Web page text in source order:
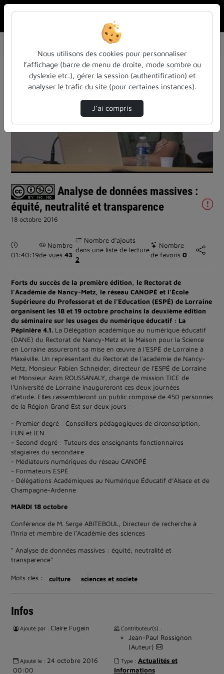
Analyse de données massives : équité, neutra…
Lire
la
vidéo
Analyse de données massives :
équité, neutralité et transparence
18 octobre 2016
Durée :
01:40:19
Nombre
de vues 43
Nombre d’ajouts
dans une liste de lecture
2
Nombre
de favoris 0
Forts du succès de la première édition, le Rectorat de
l’Académie de Nancy-Metz, le réseau CANOPÉ et l’École
Supérieure du Professorat et de l’Education (ESPÉ) de Lorraine
organisent les 18 et 19 octobre prochains la deuxième édition
du séminaire sur les usages du numérique éducatif : La
Pépinière 4.1. La Délégation académique au numérique éducatif
(DANE) du Rectorat de Nancy-Metz et la Maison pour la Science
en Lorraine assureront sa mise en œuvre à l'ESPÉ de Lorraine à
Maxéville. Un représentant du Rectorat de l'académie de Nancy-
Metz, Monsieur Fabien Schneider, directeur de l’ESPÉ de Lorraine
et Monsieur Azim ROUSSANALY, chargé de mission TICE de
l'Université de Lorraine inaugureront ces deux journées
d’étude. Elles rassembleront un public composé de 450 personnes
de la Région Grand Est sur deux jours :
- Premier degré : Conseillers pédagogiques de circonscription,
FUN et IEN
- Second degré : Tuteurs des enseignants fonctionnaires
stagiaires du secondaire
- Médiateurs numériques du réseau CANOPÉ
- Formateurs ESPÉ
- Délégations Académiques au Numérique Éducatif d’Alsace et de
Champagne-Ardenne
MARDI 18 octobre
Conférence de M. Serge ABITEBOUL, Directeur de recherche à
l’Inria et membre de l’Académie des sciences
" Analyse de données massives : équité, neutralité et
transparence"
Mots clés : culture sciences et societe
Infos
Ajouté par : Claire Fugain Contributeur(s) :
Jean-Paul Rossignon
(Auteur)
Ajouté le : 24 octobre 2016
00:00
Type : Actualités et
Informations
Nous utilisons des cookies pour personnaliser
l’affichage (barre de menu de droite, mode sombre ou
dyslexie etc.), gérer la session (authentification) et
analyser le trafic du site (pour certaines instances).
J’ai compris